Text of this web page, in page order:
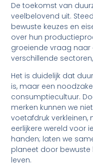
De toekomst van
veelbelovend uit.
bewuste keuzes en
over hun
groeiende vraag
verschillende
Het is duidelijk dat
is, maar een
consumptiecultuur.
merken kunnen we
voetafdruk
eerlijkere wereld voor
handen; laten we
planeet door bewuste
leven.